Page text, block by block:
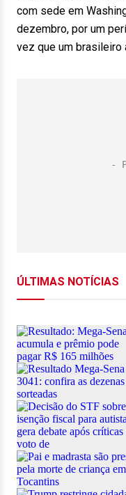
com sede em
dezembro, por um
vez que um brasileiro